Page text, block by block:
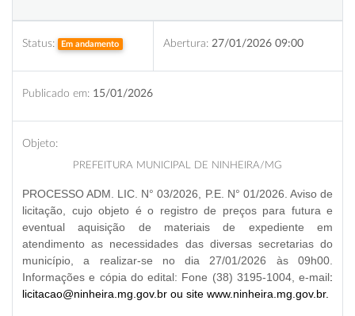
Status: Em andamento Abertura: 27/01/2026 09:00
Publicado em: 15/01/2026
Objeto:
PREFEITURA MUNICIPAL DE NINHEIRA/MG
PROCESSO ADM. LIC. N° 03/2026, P.E. N° 01/2026. Aviso de
licitação, cujo objeto é o registro de preços para futura e
eventual aquisição de materiais de expediente em
atendimento as necessidades das diversas secretarias do
município, a realizar-se no dia 27/01/2026 às 09h00.
Informações e cópia do edital: Fone (38) 3195-1004, e-mail:
licitacao@ninheira.mg.gov.br ou site www.ninheira.mg.gov.br.